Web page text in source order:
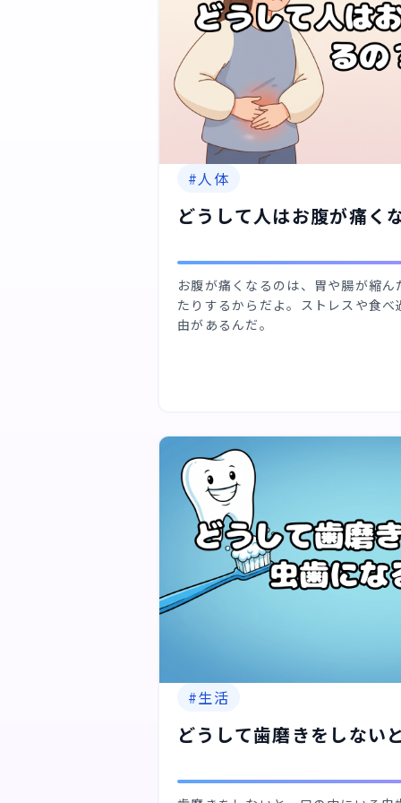
#人体
どうして人はお腹が痛く
お腹が痛くなるのは、胃や腸が縮
たりするからだよ。ストレスや食
由があるんだ。
#生活
どうして歯磨きをしない